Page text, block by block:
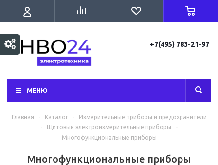
+7(495) 783-21-97
МЕНЮ
Главная - Каталог -
Измерительные приборы и предохранители
-
Щитовые электроизмерительные приборы
-
Многофункциональные приборы
Многофункциональные приборы